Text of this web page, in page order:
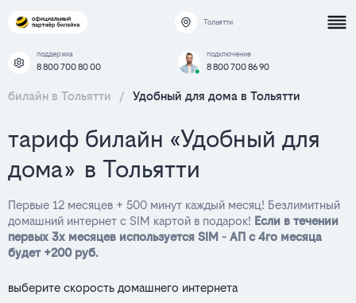
Тольятти
поддержка
8 800 700 80 00
подключение
8 800 700 86 90
билайн в Тольятти / Удобный для дома в Тольятти
тариф билайн «Удобный для
дома» в Тольятти
Первые 12 месяцев + 500 минут каждый месяц! Безлимитный
домашний интернет с SIM картой в подарок! Если в течении
первых 3х месяцев используется SIM - АП с 4го месяца
будет +200 руб.
выберите скорость домашнего интернета